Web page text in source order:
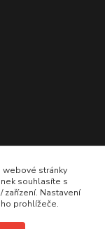
webové stránky
souhlasíte s
zařízení. Nastavení
prohlížeče.